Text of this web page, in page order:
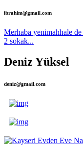
ibrahim@gmail.com
Merhaba yenimahhale
2 sokak...
Deniz Yüksel
deniz@gmail.com